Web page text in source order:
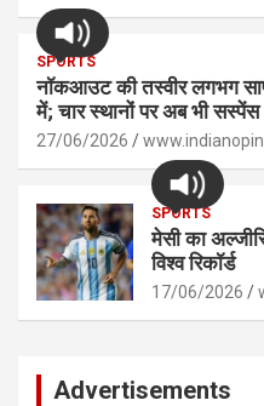
SPORTS
नॉकआउट की तस्वीर लगभग
में; चार स्थानों पर अब भी सस्पेंस
27/06/2026
SPORTS
मेसी का
विश्व रिकॉर्ड
17/06/2026
Advertisements